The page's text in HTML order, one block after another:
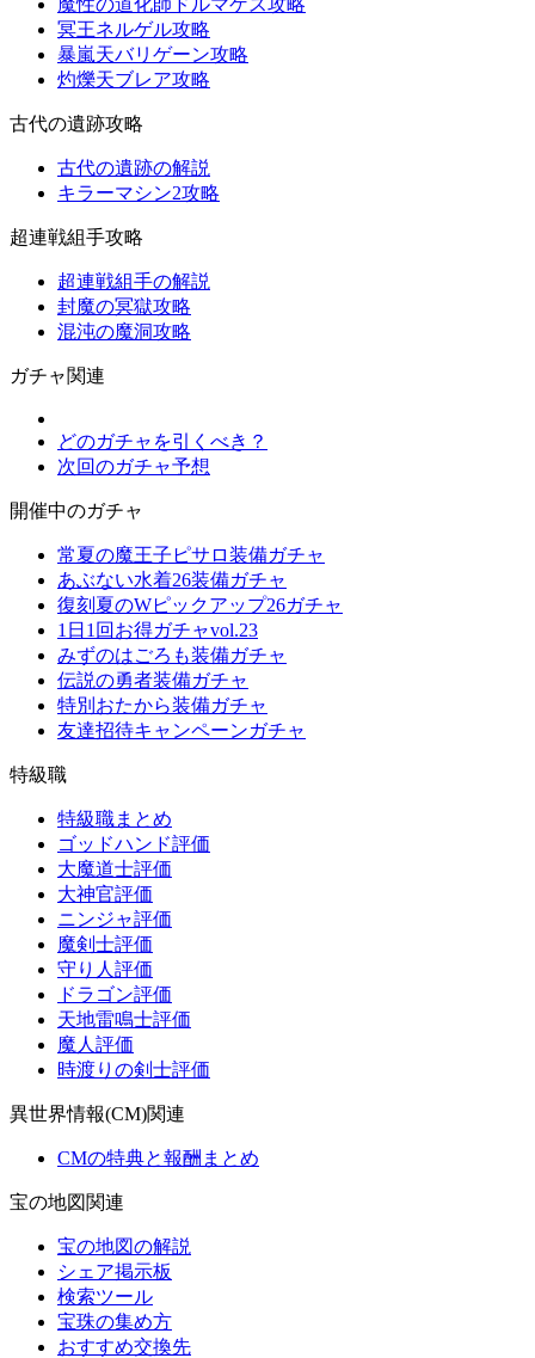
魔性の道化師ドルマゲス攻略
冥王ネルゲル攻略
暴嵐天バリゲーン攻略
灼爍天ブレア攻略
古代の遺跡攻略
古代の遺跡の解説
キラーマシン2攻略
超連戦組手攻略
超連戦組手の解説
封魔の冥獄攻略
混沌の魔洞攻略
ガチャ関連
どのガチャを引くべき？
次回のガチャ予想
開催中のガチャ
常夏の魔王子ピサロ装備ガチャ
あぶない水着26装備ガチャ
復刻夏のWピックアップ26ガチャ
1日1回お得ガチャvol.23
みずのはごろも装備ガチャ
伝説の勇者装備ガチャ
特別おたから装備ガチャ
友達招待キャンペーンガチャ
特級職
特級職まとめ
ゴッドハンド評価
大魔道士評価
大神官評価
ニンジャ評価
魔剣士評価
守り人評価
ドラゴン評価
天地雷鳴士評価
魔人評価
時渡りの剣士評価
異世界情報(CM)関連
CMの特典と報酬まとめ
宝の地図関連
宝の地図の解説
シェア掲示板
検索ツール
宝珠の集め方
おすすめ交換先